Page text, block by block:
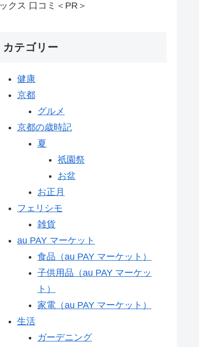
ックス 口コミ＜PR＞
カテゴリー
健康
京都
グルメ
京都の歳時記
夏
祇園祭
お盆
お正月
フェリシモ
雑貨
au PAY マーケット
食品（au PAY マーケット）
子供用品（au PAY マーケッ
ト）
家電（au PAY マーケット）
生活
ガーデニング